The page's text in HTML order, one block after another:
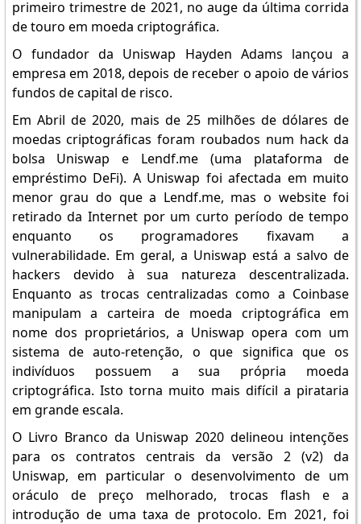
primeiro trimestre de 2021, no auge da última corrida
de touro em moeda criptográfica.
O fundador da Uniswap Hayden Adams lançou a
empresa em 2018, depois de receber o apoio de vários
fundos de capital de risco.
Em Abril de 2020, mais de 25 milhões de dólares de
moedas criptográficas foram roubados num hack da
bolsa Uniswap e Lendf.me (uma plataforma de
empréstimo DeFi). A Uniswap foi afectada em muito
menor grau do que a Lendf.me, mas o website foi
retirado da Internet por um curto período de tempo
enquanto os programadores fixavam a
vulnerabilidade. Em geral, a Uniswap está a salvo de
hackers devido à sua natureza descentralizada.
Enquanto as trocas centralizadas como a Coinbase
manipulam a carteira de moeda criptográfica em
nome dos proprietários, a Uniswap opera com um
sistema de auto-retenção, o que significa que os
indivíduos possuem a sua própria moeda
criptográfica. Isto torna muito mais difícil a pirataria
em grande escala.
O Livro Branco da Uniswap 2020 delineou intenções
para os contratos centrais da versão 2 (v2) da
Uniswap, em particular o desenvolvimento de um
oráculo de preço melhorado, trocas flash e a
introdução de uma taxa de protocolo. Em 2021, foi